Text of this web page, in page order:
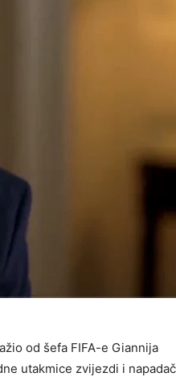
od šefa FIFA-e Giannija
utakmice zvijezdi i